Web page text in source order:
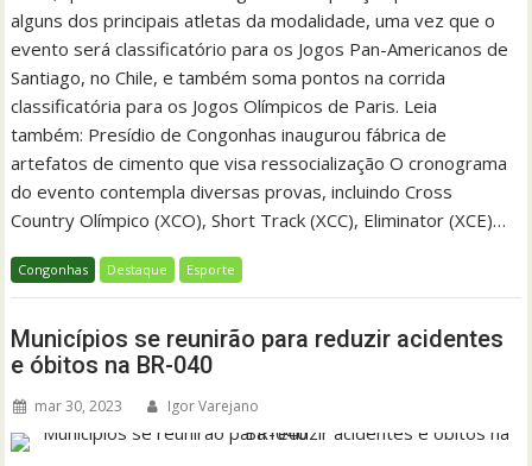
alguns dos principais atletas da modalidade, uma vez que o
evento será classificatório para os Jogos Pan-Americanos de
Santiago, no Chile, e também soma pontos na corrida
classificatória para os Jogos Olímpicos de Paris. Leia
também: Presídio de Congonhas inaugurou fábrica de
artefatos de cimento que visa ressocialização O cronograma
do evento contempla diversas provas, incluindo Cross
Country Olímpico (XCO), Short Track (XCC), Eliminator (XCE)…
Congonhas Destaque Esporte
Municípios se reunirão para reduzir acidentes
e óbitos na BR-040
mar 30, 2023 Igor Varejano